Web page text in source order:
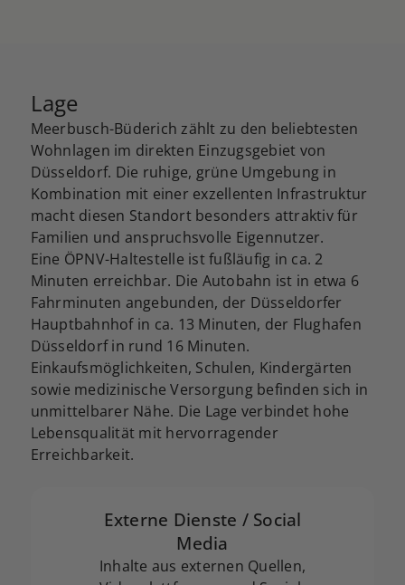
Lage
Meerbusch-Büderich zählt zu den beliebtesten
Wohnlagen im direkten Einzugsgebiet von
Düsseldorf. Die ruhige, grüne Umgebung in
Kombination mit einer exzellenten Infrastruktur
macht diesen Standort besonders attraktiv für
Familien und anspruchsvolle Eigennutzer.
Eine ÖPNV-Haltestelle ist fußläufig in ca. 2
Minuten erreichbar. Die Autobahn ist in etwa 6
Fahrminuten angebunden, der Düsseldorfer
Hauptbahnhof in ca. 13 Minuten, der Flughafen
Düsseldorf in rund 16 Minuten.
Einkaufsmöglichkeiten, Schulen, Kindergärten
sowie medizinische Versorgung befinden sich in
unmittelbarer Nähe. Die Lage verbindet hohe
Lebensqualität mit hervorragender
Erreichbarkeit.
Externe Dienste / Social
Media
Inhalte aus externen Quellen,